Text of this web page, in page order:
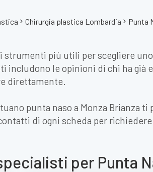
Chirurgia plastica Lombardia Punta
più utili per scegliere
includono le opinioni di chi ha
direttamente.
punta naso a Monza Brianza
di ogni scheda per
per Punta